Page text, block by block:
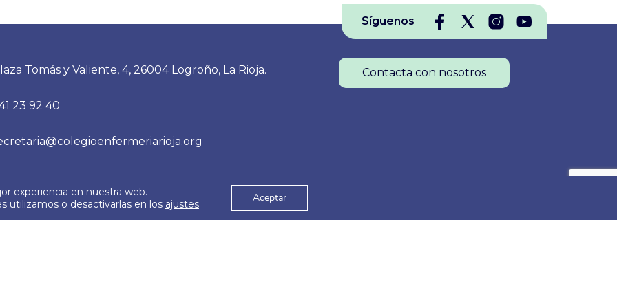
Síguenos
Tomás y Valiente, 4, 26004 Logroño, La Rioja.
23 92 40
Contacta con nosotros
© 2026
Aviso Legal
experiencia en nuestra web.
utilizamos o desactivarlas en los ajustes. Aceptar